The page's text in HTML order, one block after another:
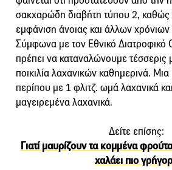
σακχαρώδη διαβήτη τύπου 2, καθώς
εμφάνιση άνοιας και άλλων
Σύμφωνα με τον Εθνικό Διατροφικό
πρέπει να καταναλώνουμε τέσσερις
ποικιλία λαχανικών καθημερινά.
περίπου με 1 φλιτζ. ωμά λαχανικά
μαγειρεμένα λαχανικά.
Δείτε επίσης:
Γιατί μαυρίζουν τα κομμένα
χαλάει πιο